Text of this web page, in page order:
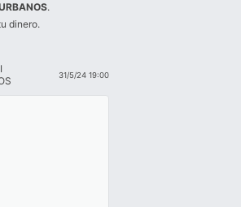
.
dinero.
31/5/24 19:00